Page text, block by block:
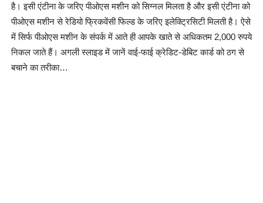
है। इसी एंटीना के जरिए पीओएस मशीन को सिग्नल मिलता है और इसी एंटीना को
पीओएस मशीन से रेडियो फ्रिकवेंसी फिल्ड के जरिए इलेक्ट्रिसिटी मिलती है। ऐसे
में सिर्फ पीओएस मशीन के संपर्क में आते ही आपके खाते से अधिकतम 2,000 रुपये
निकल जाते हैं। अगली स्लाइड में जानें वाई-फाई क्रेडिट-डेबिट कार्ड को ठग से
बचाने का तरीका…